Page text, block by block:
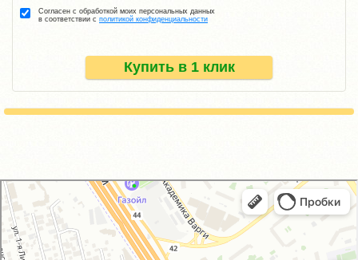
Купить в 1 клик
Согласен с обработкой моих персональных данных
в соответствии с политикой конфиденциальности
GM-City&VAG-Repair
Автосервис, автотехцентр в Москве
Магазин автозапчастей и автотоваров в Москве